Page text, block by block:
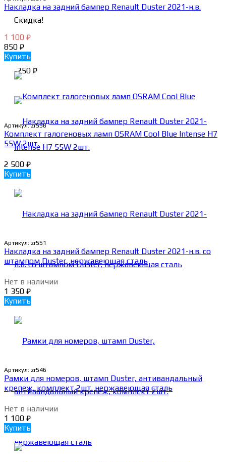
Скидка!
-250 ₽
Накладка на задний бампер Renault Duster 2021-н.в.
1 100 ₽
850 ₽
Купить
Артикул:zr556
Комплект галогеновых ламп OSRAM Cool Blue Intense H7
55W 2шт.
2 500 ₽
Купить
Артикул: zr551
Накладка на задний бампер Renault Duster 2021-н.в. со
штампом Duster, нержавеющая сталь
Нет в наличии
1 350 ₽
Купить
Артикул: zr546
Рамки для номеров, штамп Duster, антивандальный
крепеж, комплект 2шт. нержавеющая сталь
Нет в наличии
1 100 ₽
Купить